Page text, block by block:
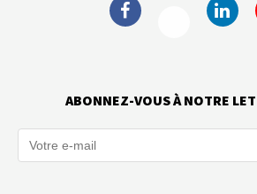
ABONNEZ-VOUS À NOTRE